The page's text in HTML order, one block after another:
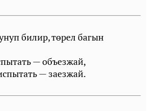
билир, төрел багын
— объезжай,
— заезжай.